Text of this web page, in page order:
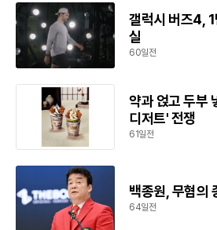
갤럭시 버즈4,
실
60일전
약과 얹고 두부
디저트' 전쟁
61일전
백종원, 무혐의
64일전